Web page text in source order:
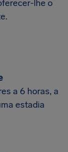
lhe o
a 6 horas, a
estadia